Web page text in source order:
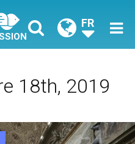
FR
18th, 2019